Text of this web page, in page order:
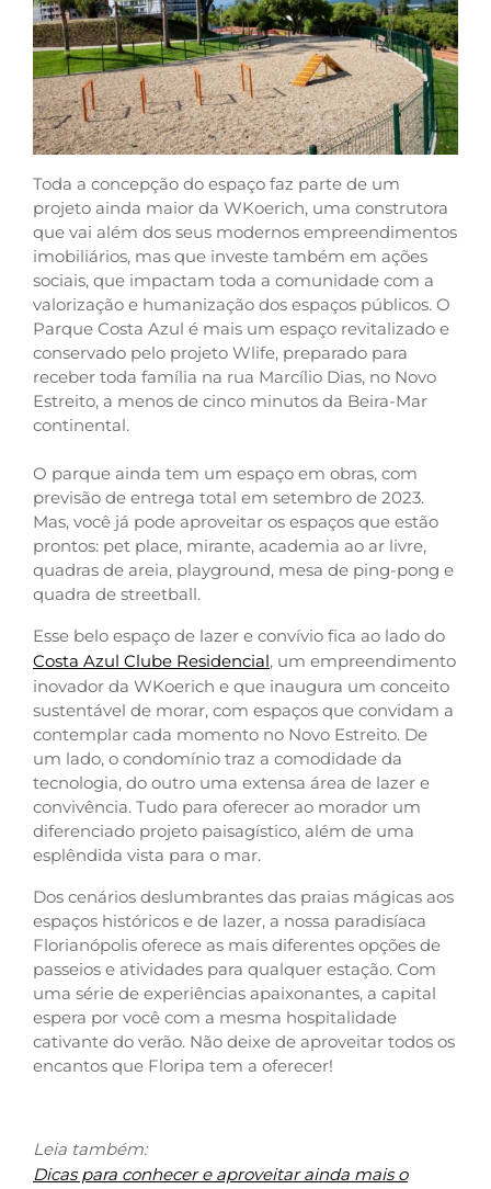
Toda a concepção do espaço faz parte de um
projeto ainda maior da WKoerich, uma construtora
que vai além dos seus modernos empreendimentos
imobiliários, mas que investe também em ações
sociais, que impactam toda a comunidade com a
valorização e humanização dos espaços públicos. O
Parque Costa Azul é mais um espaço revitalizado e
conservado pelo projeto Wlife, preparado para
receber toda família na rua Marcílio Dias, no Novo
Estreito, a menos de cinco minutos da Beira-Mar
continental.
O parque ainda tem um espaço em obras, com
previsão de entrega total em setembro de 2023.
Mas, você já pode aproveitar os espaços que estão
prontos: pet place, mirante, academia ao ar livre,
quadras de areia, playground, mesa de ping-pong e
quadra de streetball.
Esse belo espaço de lazer e convívio fica ao lado do
Costa Azul Clube Residencial, um empreendimento
inovador da WKoerich e que inaugura um conceito
sustentável de morar, com espaços que convidam a
contemplar cada momento no Novo Estreito. De
um lado, o condomínio traz a comodidade da
tecnologia, do outro uma extensa área de lazer e
convivência. Tudo para oferecer ao morador um
diferenciado projeto paisagístico, além de uma
esplêndida vista para o mar.
Dos cenários deslumbrantes das praias mágicas aos
espaços históricos e de lazer, a nossa paradisíaca
Florianópolis oferece as mais diferentes opções de
passeios e atividades para qualquer estação. Com
uma série de experiências apaixonantes, a capital
espera por você com a mesma hospitalidade
cativante do verão. Não deixe de aproveitar todos os
encantos que Floripa tem a oferecer!
Leia também:
Dicas para conhecer e aproveitar ainda mais o